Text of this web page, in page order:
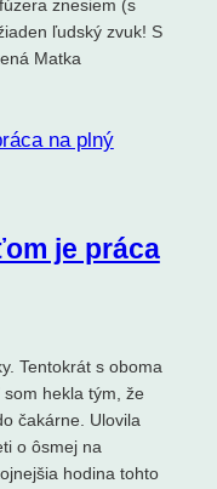
znesiem (s
ľudský zvuk! S
Matka
je práca
Tentokrát s oboma
som hekla tým, že
čakárne. Ulovila
o ôsmej na
hodina tohto